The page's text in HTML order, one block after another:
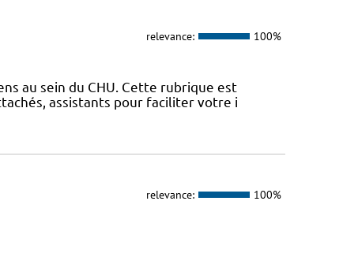
relevance: 100%
au sein du CHU. Cette rubrique est
assistants pour faciliter votre i
relevance: 100%